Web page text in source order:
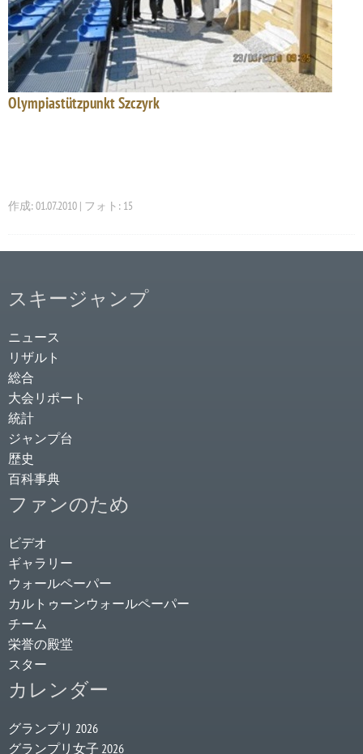
Olympiastützpunkt Szczyrk
作成: 01.07.2010 | フォト: 15
スキージャンプ
ニュース
リザルト
総合
大会リポート
統計
ジャンプ台
歴史
百科事典
ファンのため
ビデオ
ギャラリー
ウォールペーパー
カルトゥーンウォールペーパー
チーム
栄誉の殿堂
スター
カレンダー
グランプリ 2026
グランプリ女子 2026